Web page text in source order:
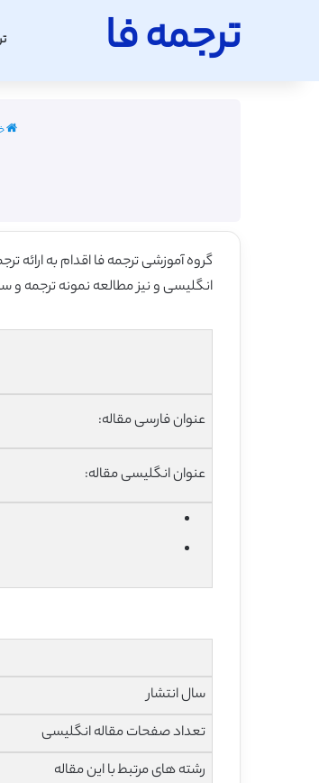
ترجمه فا
گروه آموزشی ترجمه فا اقدام به
انگلیسی و نیز مطالعه نمونه ترجمه و
عنوان فارسی مقاله:
عنوان انگلیسی مقاله:
سال انتشار
تعداد صفحات مقاله انگلیسی
رشته های مرتبط با این مقاله